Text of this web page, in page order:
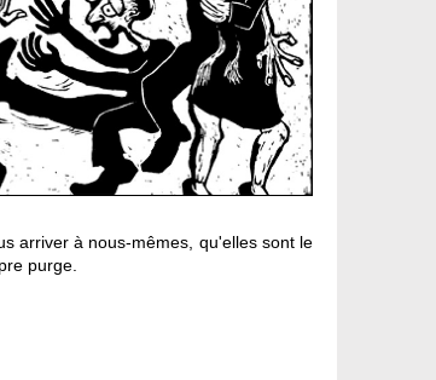
arriver à nous-mêmes, qu'elles sont le
purge.